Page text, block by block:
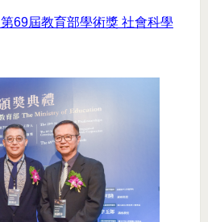
第69屆教育部學術獎 社會科學